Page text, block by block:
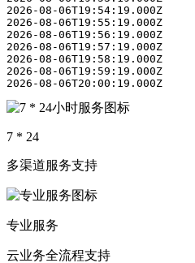
7 * 24
多渠道服务支持
专业服务
云业务全流程支持